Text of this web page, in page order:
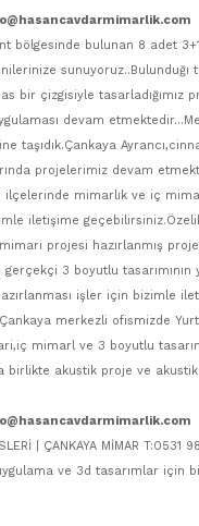
bölgesinde bulunan 8 adet
sunuyoruz..Bulunduğı
bir çizgisiyle tasarladığımız
devam
taşıdık.Çankaya
projelerimiz devam
ilçelerinde mimarlık ve iç
iletişime
projesi hazırlanmış
gerçekçi 3 boyutlu tasarımının
işler için bizimle
merkezli ofismizde
mimarl ve 3 boyutlu
birlikte akustik proje ve
| ÇANKAYA MİMAR T:0531
ve 3d tasarımlar için